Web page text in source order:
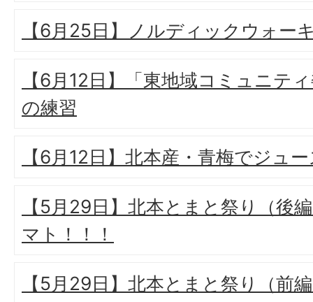
【6月25日】ノルディックウォー
【6月12日】「東地域コミュニテ
の練習
【6月12日】北本産・青梅でジュ
【5月29日】北本とまと祭り（後
マト！！！
【5月29日】北本とまと祭り（前